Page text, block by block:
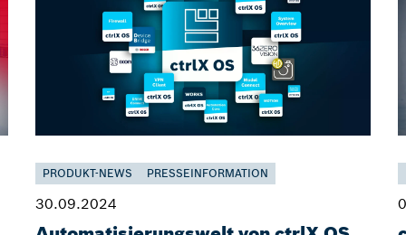
PRODUKT-NEWS PRESSEINFORMATION
30.09.2024